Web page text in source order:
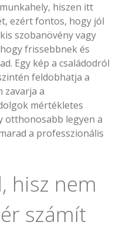
hiszen itt
ezért fontos, hogy jól
szobanövény vagy
frissebbnek és
Egy kép a családodról
feldobhatja a
zavarja a
mértékletes
otthonosabb legyen a
a professzionális
hisz nem
számít